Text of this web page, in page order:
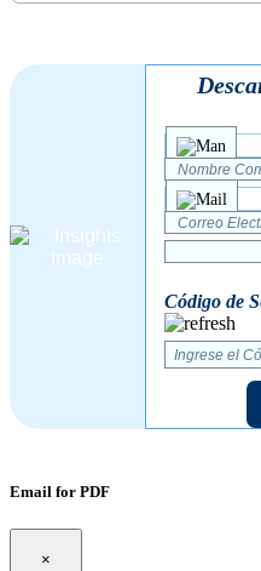
Código de
Email for PDF
×